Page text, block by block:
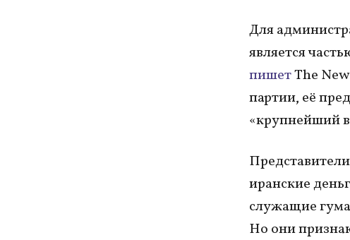
Для
является
пишетThe
партии, её
«крупнейший
иранские
служащие
Но они